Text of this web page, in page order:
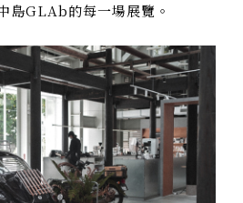
島GLAb的每一場展覽。